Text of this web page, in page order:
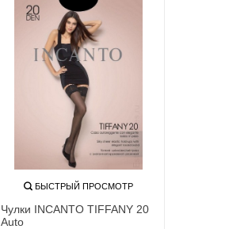
БЫСТРЫЙ ПРОСМОТР
Чулки INCANTO TIFFANY 20
Auto